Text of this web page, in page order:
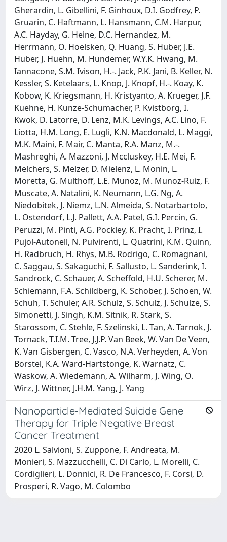
Gherardin, L. Gibellini, F. Ginhoux, D.I. Godfrey, P.
Gruarin, C. Haftmann, L. Hansmann, C.M. Harpur,
A.C. Hayday, G. Heine, D.C. Hernandez, M.
Herrmann, O. Hoelsken, Q. Huang, S. Huber, J.E.
Huber, J. Huehn, M. Hundemer, W.Y.K. Hwang, M.
Iannacone, S.M. Ivison, H.-. Jack, P.K. Jani, B. Keller, N.
Kessler, S. Ketelaars, L. Knop, J. Knopf, H.-. Koay, K.
Kobow, K. Kriegsmann, H. Kristyanto, A. Krueger, J.F.
Kuehne, H. Kunze-Schumacher, P. Kvistborg, I.
Kwok, D. Latorre, D. Lenz, M.K. Levings, A.C. Lino, F.
Liotta, H.M. Long, E. Lugli, K.N. Macdonald, L. Maggi,
M.K. Maini, F. Mair, C. Manta, R.A. Manz, M.-.
Mashreghi, A. Mazzoni, J. Mccluskey, H.E. Mei, F.
Melchers, S. Melzer, D. Mielenz, L. Monin, L.
Moretta, G. Multhoff, L.E. Munoz, M. Munoz-Ruiz, F.
Muscate, A. Natalini, K. Neumann, L.G. Ng, A.
Niedobitek, J. Niemz, L.N. Almeida, S. Notarbartolo,
L. Ostendorf, L.J. Pallett, A.A. Patel, G.I. Percin, G.
Peruzzi, M. Pinti, A.G. Pockley, K. Pracht, I. Prinz, I.
Pujol-Autonell, N. Pulvirenti, L. Quatrini, K.M. Quinn,
H. Radbruch, H. Rhys, M.B. Rodrigo, C. Romagnani,
C. Saggau, S. Sakaguchi, F. Sallusto, L. Sanderink, I.
Sandrock, C. Schauer, A. Scheffold, H.U. Scherer, M.
Schiemann, F.A. Schildberg, K. Schober, J. Schoen, W.
Schuh, T. Schuler, A.R. Schulz, S. Schulz, J. Schulze, S.
Simonetti, J. Singh, K.M. Sitnik, R. Stark, S.
Starossom, C. Stehle, F. Szelinski, L. Tan, A. Tarnok, J.
Tornack, T.I.M. Tree, J.J.P. Van Beek, W. Van De Veen,
K. Van Gisbergen, C. Vasco, N.A. Verheyden, A. Von
Borstel, K.A. Ward-Hartstonge, K. Warnatz, C.
Waskow, A. Wiedemann, A. Wilharm, J. Wing, O.
Wirz, J. Wittner, J.H.M. Yang, J. Yang
Nanoparticle‐Mediated Suicide Gene
Therapy for Triple Negative Breast
Cancer Treatment
2020 L. Salvioni, S. Zuppone, F. Andreata, M.
Monieri, S. Mazzucchelli, C. Di Carlo, L. Morelli, C.
Cordiglieri, L. Donnici, R. De Francesco, F. Corsi, D.
Prosperi, R. Vago, M. Colombo